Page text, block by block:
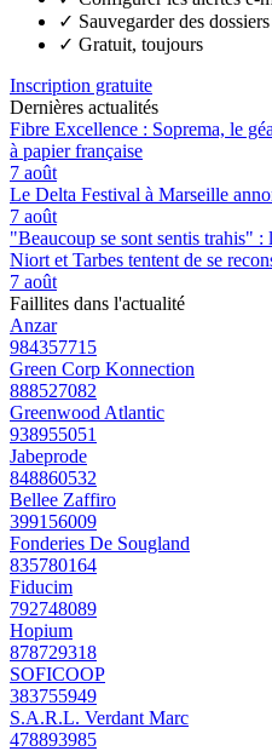
✓ Sauvegarder des dossiers
✓ Gratuit, toujours
Inscription gratuite
Dernières actualités
Fibre Excellence : Soprema, le
à papier française
7 août
Le Delta Festival à Marseille
7 août
"Beaucoup se sont sentis trahis"
Niort et Tarbes tentent de se
7 août
Faillites dans l'actualité
Anzar
984357715
Green Corp Konnection
888527082
Greenwood Atlantic
938955051
Jabeprode
848860532
Bellee Zaffiro
399156009
Fonderies De Sougland
835780164
Fiducim
792748089
Hopium
878729318
SOFICOOP
383755949
S.A.R.L. Verdant Marc
478893985